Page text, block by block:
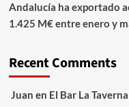
Andalucía ha exportado
1.425 M€ entre enero y
Recent Comments
Juan en El Bar La